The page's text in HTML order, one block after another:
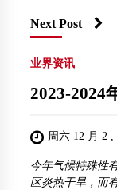
Next Post
业界资讯
2023-2024
周六 12 月 2 ,
今年气候特殊性
区炎热干旱，而